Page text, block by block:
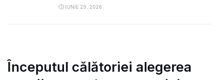
IUNIE 29, 2026
Începutul călătoriei alegerea